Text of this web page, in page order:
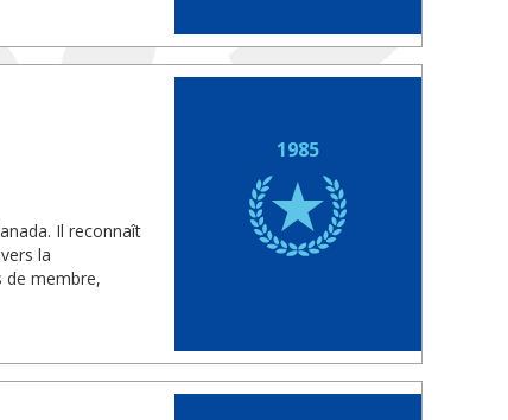
Il reconnaît
la
de membre,
1985